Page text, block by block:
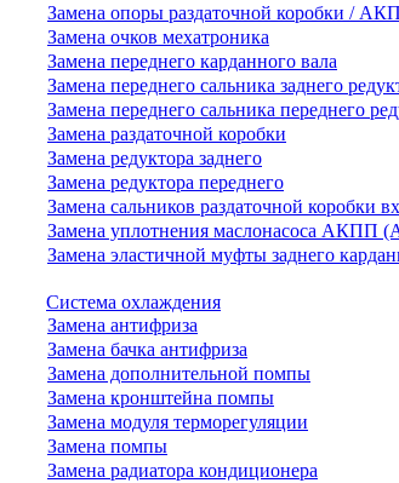
Замена опоры раздаточной коробки /
Замена очков мехатроника
Замена переднего карданного вала
Замена переднего сальника заднего
Замена переднего сальника переднего
Замена раздаточной коробки
Замена редуктора заднего
Замена редуктора переднего
Замена сальников раздаточной коробки
Замена уплотнения маслонасоса АКПП
Замена эластичной муфты заднего
Система охлаждения
Замена антифриза
Замена бачка антифриза
Замена дополнительной помпы
Замена кронштейна помпы
Замена модуля терморегуляции
Замена помпы
Замена радиатора кондиционера